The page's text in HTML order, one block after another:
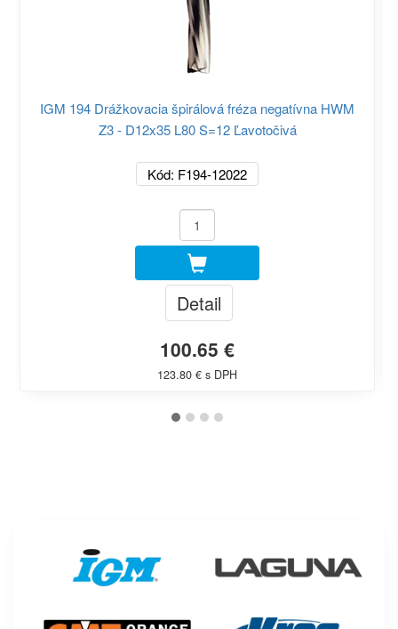
IGM 194 Drážkovacia špirálová fréza negatívna HWM
Z3 - D12x35 L80 S=12 Ľavotočivá
Kód: F194-12022
Detail
100.65 €
123.80 € s DPH